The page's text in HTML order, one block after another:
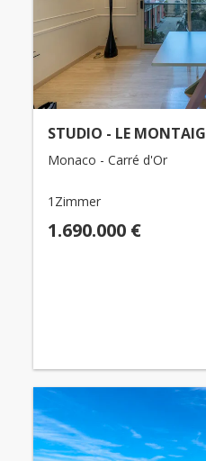
STUDIO - LE
Monaco - Carré d'Or
1Zimmer
1.690.000 €